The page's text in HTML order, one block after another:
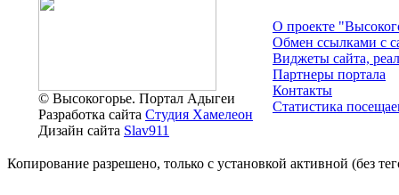
© Высокогорье. Портал Адыгеи
Разработка сайта Студия Хамелеон
Дизайн сайта Slav911
О проекте
Обмен ссылками c
Виджеты сайта,
Партнеры портала
Контакты
Статистика
Копирование разрешено, только с установкой активной (без